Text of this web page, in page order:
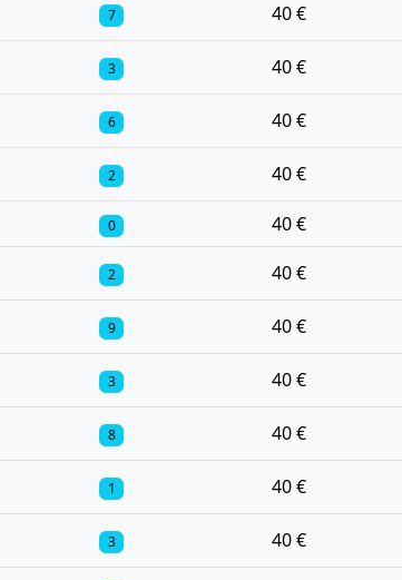
7 40 €
3 40 €
6 40 €
2 40 €
0 40 €
2 40 €
9 40 €
3 40 €
8 40 €
1 40 €
3 40 €